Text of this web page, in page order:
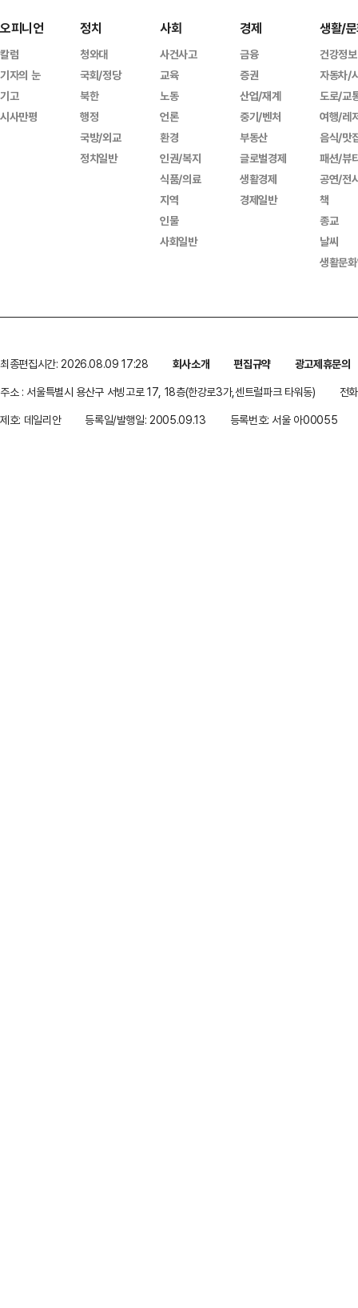
오피니언
칼럼
기자의 눈
기고
시사만평
정치
청와대
국회/정당
북한
행정
국방/외교
정치일반
사회
사건사고
교육
노동
언론
환경
인권/복지
식품/의료
지역
인물
사회일반
경제
금융
증권
산업/재계
중기/벤처
부동산
글로벌경제
생활경제
경제일반
생활/
건강정보
자동차/
도로/교
여행/레
음식/맛
패션/뷰
공연/전
책
종교
날씨
생활문
최종편집시간: 2026.08.09 17:28 회사소개 편집규약
광고제휴문의
주소 : 서울특별시 용산구 서빙고로 17, 18층(한강로3가,센트럴파크 타워동)
전
제호: 데일리안
등록일/발행일: 2005.09.13 등록번호: 서울 아00055